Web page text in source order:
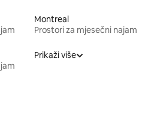
Montreal
Prostori za mjesečni najam
Prikaži više